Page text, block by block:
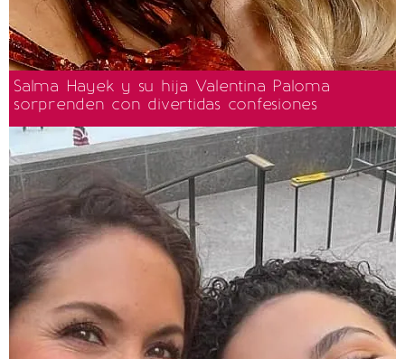
Salma Hayek y su hija Valentina Paloma
sorprenden con divertidas confesiones